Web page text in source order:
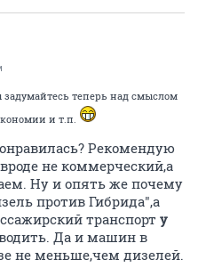
теперь над смыслом
и т.п.
Рекомендую
не коммерческий,а
Ну и опять же почему
против Гибрида",а
транспорт у
Да и машин в
не меньше,чем дизелей.